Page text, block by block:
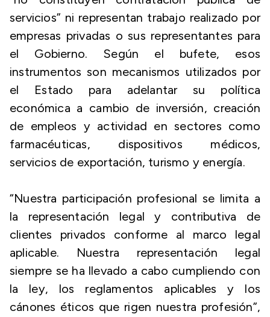
servicios” ni representan trabajo realizado por
empresas privadas o sus representantes para
el Gobierno. Según el bufete, esos
instrumentos son mecanismos utilizados por
el Estado para adelantar su política
económica a cambio de inversión, creación
de empleos y actividad en sectores como
farmacéuticas, dispositivos médicos,
servicios de exportación, turismo y energía.
“Nuestra participación profesional se limita a
la representación legal y contributiva de
clientes privados conforme al marco legal
aplicable. Nuestra representación legal
siempre se ha llevado a cabo cumpliendo con
la ley, los reglamentos aplicables y los
cánones éticos que rigen nuestra profesión”,